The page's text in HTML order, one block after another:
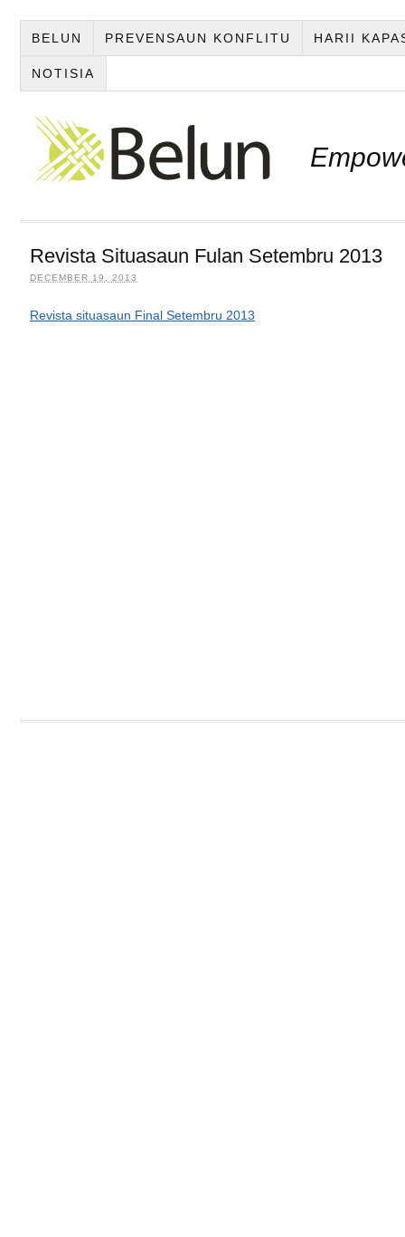
BELUN PREVENSAUN KONFLITU HARII
NOTISIA
Revista Situasaun Fulan Setembru 2013
DECEMBER 19, 2013
Revista situasaun Final Setembru 2013